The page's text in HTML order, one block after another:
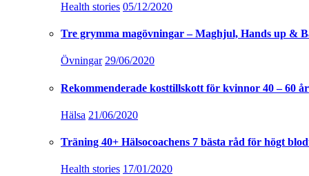
Health stories 05/12/2020
Tre grymma magövningar – Maghjul, Hands up &
Övningar 29/06/2020
Rekommenderade kosttillskott för kvinnor 40 – 60 år
Hälsa 21/06/2020
Träning 40+ Hälsocoachens 7 bästa råd för högt
Health stories 17/01/2020